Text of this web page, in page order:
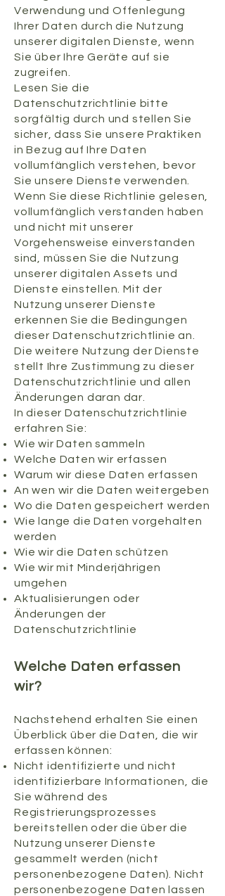
Verwendung und Offenlegung
Ihrer Daten durch die Nutzung
unserer digitalen Dienste, wenn
Sie über Ihre Geräte auf sie
zugreifen.
Lesen Sie die
Datenschutzrichtlinie bitte
sorgfältig durch und stellen Sie
sicher, dass Sie unsere Praktiken
in Bezug auf Ihre Daten
vollumfänglich verstehen, bevor
Sie unsere Dienste verwenden.
Wenn Sie diese Richtlinie gelesen,
vollumfänglich verstanden haben
und nicht mit unserer
Vorgehensweise einverstanden
sind, müssen Sie die Nutzung
unserer digitalen Assets und
Dienste einstellen. Mit der
Nutzung unserer Dienste
erkennen Sie die Bedingungen
dieser Datenschutzrichtlinie an.
Die weitere Nutzung der Dienste
stellt Ihre Zustimmung zu dieser
Datenschutzrichtlinie und allen
Änderungen daran dar.
In dieser Datenschutzrichtlinie
erfahren Sie:
Wie wir Daten sammeln
Welche Daten wir erfassen
Warum wir diese Daten erfassen
An wen wir die Daten weitergeben
Wo die Daten gespeichert werden
Wie lange die Daten vorgehalten
werden
Wie wir die Daten schützen
Wie wir mit Minderjährigen
umgehen
Aktualisierungen oder
Änderungen der
Datenschutzrichtlinie
Welche Daten erfassen
wir?
Nachstehend erhalten Sie einen
Überblick über die Daten, die wir
erfassen können:
Nicht identifizierte und nicht
identifizierbare Informationen, die
Sie während des
Registrierungsprozesses
bereitstellen oder die über die
Nutzung unserer Dienste
gesammelt werden (nicht
personenbezogene Daten). Nicht
personenbezogene Daten lassen